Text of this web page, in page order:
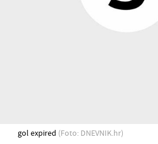
gol expired (Foto: DNEVNIK.hr)